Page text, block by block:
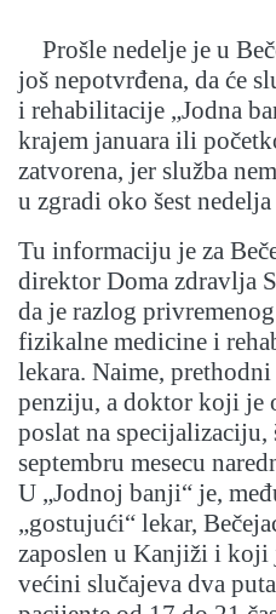
Prošle nedelje je u
još nepotvrđena, da će
i rehabilitacije „Jodna
krajem januara ili
zatvorena, jer služba
u zgradi oko šest
Tu informaciju je za
direktor Doma zdravlja
da je razlog
fizikalne medicine i
lekara. Naime,
penziju, a doktor koji je
poslat na specijalizaciju,
septembru mesecu
U „Jodnoj banji“ je,
„gostujući“ lekar,
zaposlen u Kanjiži i koji
većini slučajeva dva